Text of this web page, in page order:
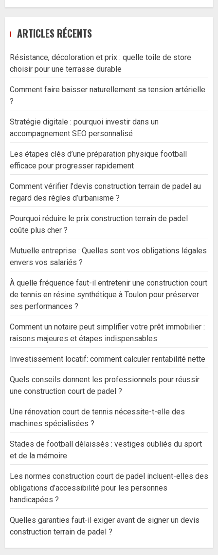
ARTICLES RÉCENTS
Résistance, décoloration et prix : quelle toile de store
choisir pour une terrasse durable
Comment faire baisser naturellement sa tension artérielle
?
Stratégie digitale : pourquoi investir dans un
accompagnement SEO personnalisé
Les étapes clés d’une préparation physique football
efficace pour progresser rapidement
Comment vérifier l’devis construction terrain de padel au
regard des règles d’urbanisme ?
Pourquoi réduire le prix construction terrain de padel
coûte plus cher ?
Mutuelle entreprise : Quelles sont vos obligations légales
envers vos salariés ?
À quelle fréquence faut-il entretenir une construction court
de tennis en résine synthétique à Toulon pour préserver
ses performances ?
Comment un notaire peut simplifier votre prêt immobilier :
raisons majeures et étapes indispensables
Investissement locatif: comment calculer rentabilité nette
Quels conseils donnent les professionnels pour réussir
une construction court de padel ?
Une rénovation court de tennis nécessite-t-elle des
machines spécialisées ?
Stades de football délaissés : vestiges oubliés du sport
et de la mémoire
Les normes construction court de padel incluent-elles des
obligations d’accessibilité pour les personnes
handicapées ?
Quelles garanties faut-il exiger avant de signer un devis
construction terrain de padel ?